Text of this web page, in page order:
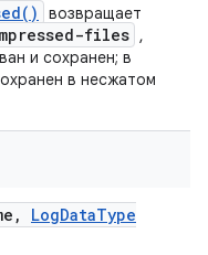
возвращает
files ,
и сохранен; в
в несжатом
, LogDataType